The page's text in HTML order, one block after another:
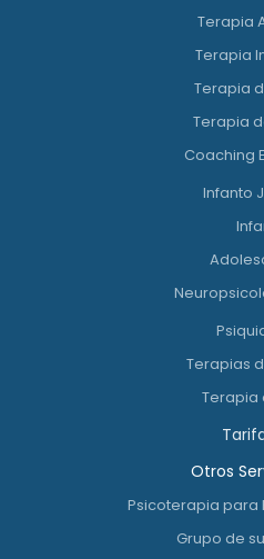
Terapia
Terapia
Terapia
Terapia
Coaching
Infanto
Terapias
Terapia
Otros
Psicoterapia para
Grupo de